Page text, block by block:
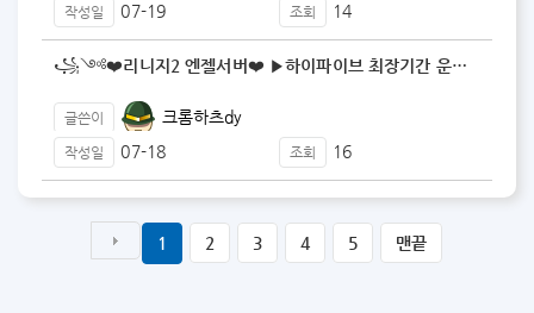
작성일 07-19 조회 14
꧁༺❤️리니지2 엔젤서버❤️ ▶️하이파이브 최장기간 운…
글쓴이 크롬하츠dy
작성일 07-18 조회 16
1 2 3 4 5 맨끝